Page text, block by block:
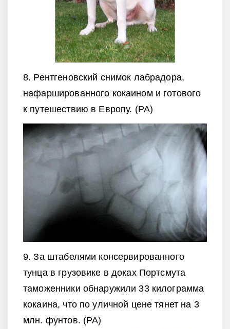
8. Рентгеновский снимок лабрадора,
нафаршированного кокаином и готового
к путешествию в Европу. (РА)
9. За штабелями консервированного
тунца в грузовике в доках Портсмута
таможенники обнаружили 33 килограмма
кокаина, что по уличной цене тянет на 3
млн. фунтов. (РА)